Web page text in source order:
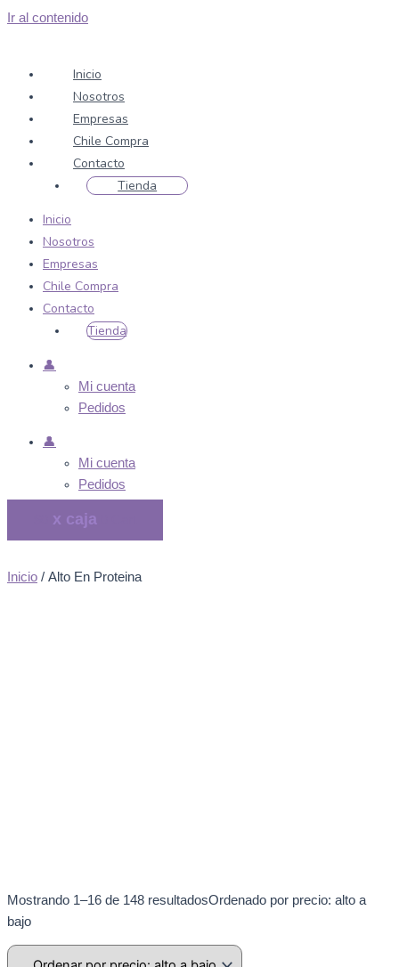
Ir al contenido
Inicio
Nosotros
Empresas
Chile Compra
Contacto
Tienda
Inicio
Nosotros
Empresas
Chile Compra
Contacto
Tienda
👤
Mi cuenta
Pedidos
👤
Mi cuenta
Pedidos
Inicio / Alto En Proteina
Mostrando 1–16 de 148 resultadosOrdenado por precio: alto a
bajo